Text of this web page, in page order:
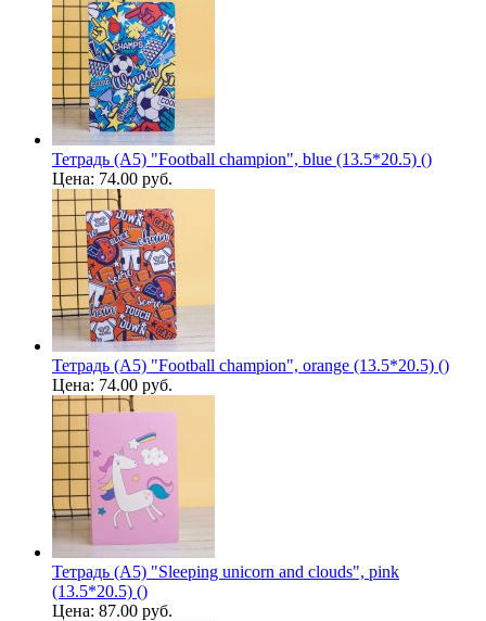
Тетрадь (A5) "Football champion", blue (13.5*20.5) ()
Цена: 74.00 руб.
Тетрадь (A5) "Football champion", orange (13.5*20.5) ()
Цена: 74.00 руб.
Тетрадь (A5) "Sleeping unicorn and clouds", pink
(13.5*20.5) ()
Цена: 87.00 руб.